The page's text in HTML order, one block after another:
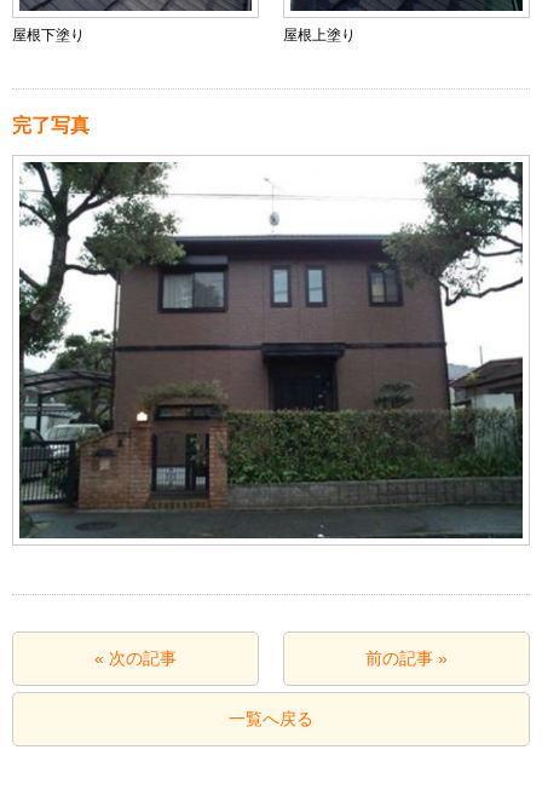
屋根下塗り 屋根上塗り
完了写真
« 次の記事 前の記事 »
一覧へ戻る